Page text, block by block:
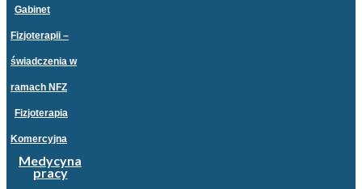
Gabinet
Fizjoterapii –
świadczenia w
ramach NFZ
Fizjoterapia
Komercyjna
Medycyna
pracy